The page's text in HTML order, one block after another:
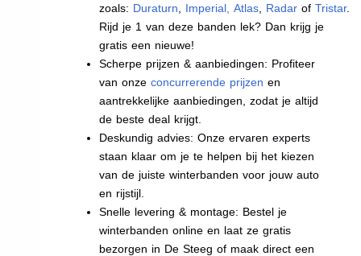
zoals: Duraturn Imperial Atlas Radar ofTristar.
Rijd je 1 van deze banden lek? Dan krijg je
gratis een nieuwe!
Scherpe prijzen & aanbiedingen: Profiteer
van onzeconcurrerende prijzen en
aantrekkelijke aanbiedingen, zodat je altijd
de beste deal krijgt.
Deskundig advies: Onze ervaren experts
staan klaar om je te helpen bij het kiezen
van de juiste winterbanden voor jouw auto
en rijstijl.
Snelle levering & montage: Bestel je
winterbanden online en laat ze gratis
bezorgen in De Steeg of maak direct een